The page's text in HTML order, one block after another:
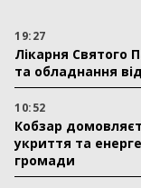
19:27
Лікарня Святого
та обладнання
10:52
Кобзар
укриття та
громади